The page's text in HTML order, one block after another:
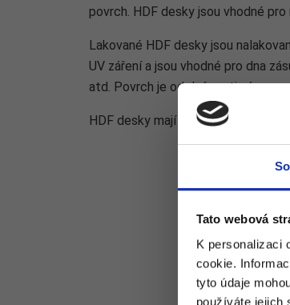
Tato webová
K personalizaci
cookie.
tyto údaje
používáte jejich
povrch. HDF desky jsou vhodné
Lakované HDF desky jsou
UV záření a jsou vhodné pro dna
atd. Povrch je odolný proti nárazu a
HDF desky mají oproti MDF